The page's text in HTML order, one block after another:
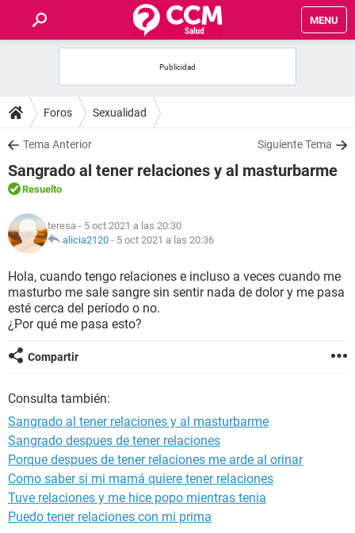
MENU
FOROS
SALUD
FAMILIA
NUTRICIÓN
SEXUALIDAD
GLOSARIO
Foros Sexualidad
Tema Anterior Siguiente Tema
Sangrado al tener relaciones y al masturbarme
Resuelto
teresa - 5 oct 2021 a las 20:30
alicia2120 - 5 oct 2021 a las 20:36
Hola, cuando tengo relaciones e incluso a veces cuando me
masturbo me sale sangre sin sentir nada de dolor y me pasa
esté cerca del período o no.
¿Por qué me pasa esto?
Compartir
Consulta también:
Sangrado al tener relaciones y al masturbarme
Sangrado despues de tener relaciones
Porque despues de tener relaciones me arde al orinar
Como saber si mi mamá quiere tener relaciones
Tuve relaciones y me hice popo mientras tenia
Puedo tener relaciones con mi prima